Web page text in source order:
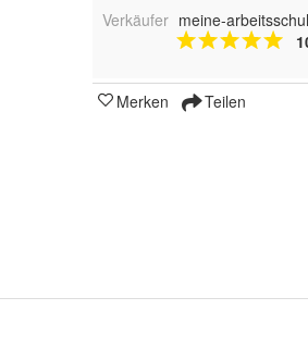
Verkäufer meine-
Merken Teilen